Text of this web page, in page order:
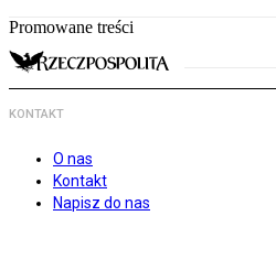
Promowane treści
KONTAKT
O nas
Kontakt
Napisz do nas